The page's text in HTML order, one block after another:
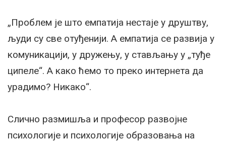
„Проблем је што емпатија нестаје у друштву,
људи су све отуђенији. А емпатија се развија у
комуникацији, у дружењу, у стављању у „туђе
ципеле“. А како ћемо то преко интернета да
урадимо? Никако“.
Слично размишља и професор развојне
психологије и психологије образовања на